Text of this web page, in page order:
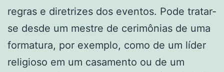
regras e diretrizes dos eventos. Pode tratar-
se desde um mestre de cerimônias de uma
formatura, por exemplo, como de um líder
religioso em um casamento ou de um